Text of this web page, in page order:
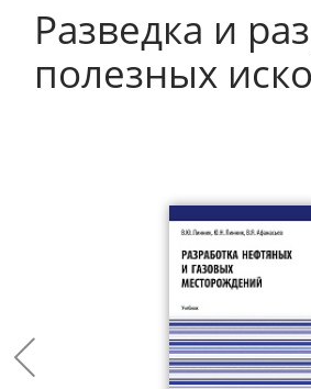
Разведка и
полезных